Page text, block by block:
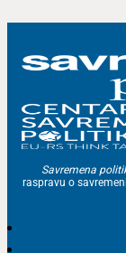
Savremena
raspravu o